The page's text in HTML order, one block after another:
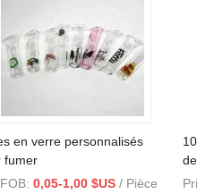
en verre personnalisés
fumer
0,05-1,00 $US / Pièce